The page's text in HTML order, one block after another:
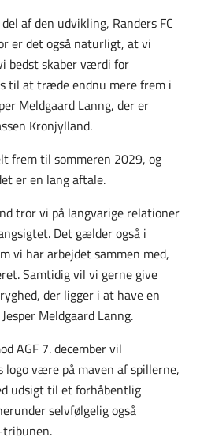
af den udvikling, Randers FC
er det også naturligt, at vi
bedst skaber værdi for
til at træde endnu mere frem i
Meldgaard Lanng, der er
Kronjylland.
frem til sommeren 2029, og
er en lang aftale.
tror vi på langvarige relationer
Det gælder også i
vi har arbejdet sammen med,
Samtidig vil vi gerne give
der ligger i at have en
Meldgaard Lanng.
AGF 7. december vil
logo være på maven af spillerne,
udsigt til et forhåbentlig
selvfølgelig også
tribunen.